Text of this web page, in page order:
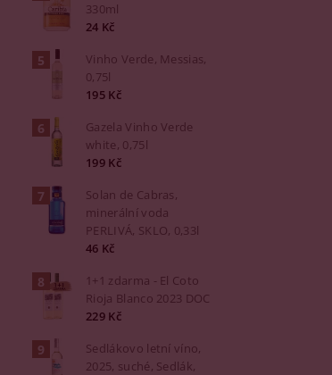
330ml
24 Kč
Vinho Verde, Messias,
0,75l
195 Kč
Gazela Vinho Verde
white, 0,75l
199 Kč
Solan de Cabras,
minerální voda
PERLIVÁ, SKLO, 0,33l
46 Kč
1+1 zdarma - El Coto
Rioja Blanco 2023 DOC
229 Kč
Sedlákovo letní víno,
2025, suché, Sedlák,